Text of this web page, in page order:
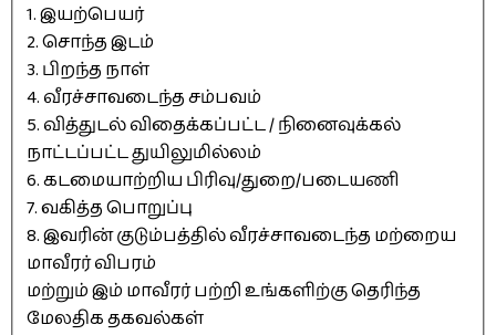
1. இயற்பெயர்
2. சொந்த இடம்
3. பிறந்த நாள்
4. வீரச்சாவடைந்த சம்பவம்
5. வித்துடல் விதைக்கப்பட்ட / நினைவுக்கல்
நாட்டப்பட்ட துயிலுமில்லம்
6. கடமையாற்றிய பிரிவு/துறை/படையணி
7. வகித்த பொறுப்பு
8. இவரின் குடும்பத்தில் வீரச்சாவடைந்த மற்றைய
மாவீரர் விபரம்
மற்றும் இம் மாவீரர் பற்றி உங்களிற்கு தெரிந்த
மேலதிக தகவல்கள்